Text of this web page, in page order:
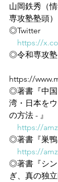
山岡鉄秀（
専攻塾塾頭）
◎Twitter
https://
◎令和専攻塾
https://
◎著書『中国
湾・日本を
の方法 - 』
https://
◎著書『巣鴨
https://
◎著書『シン
ぎ、真の独